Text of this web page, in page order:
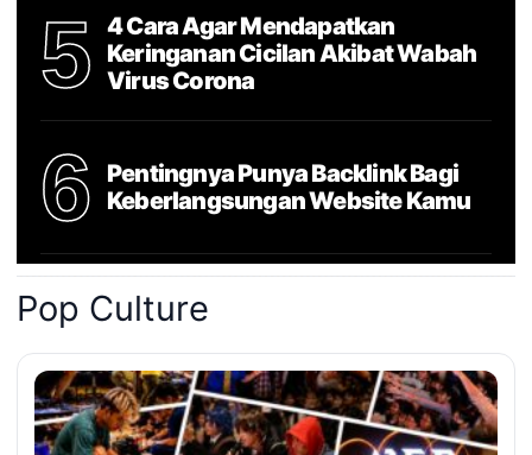
5
4 Cara Agar Mendapatkan
Keringanan Cicilan Akibat Wabah
Virus Corona
6
Pentingnya Punya Backlink Bagi
Keberlangsungan Website Kamu
Pop Culture